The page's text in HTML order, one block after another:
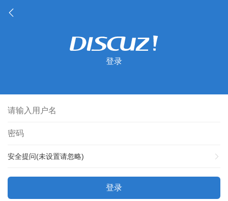
登录
安全提问(未设置请忽略)
登录